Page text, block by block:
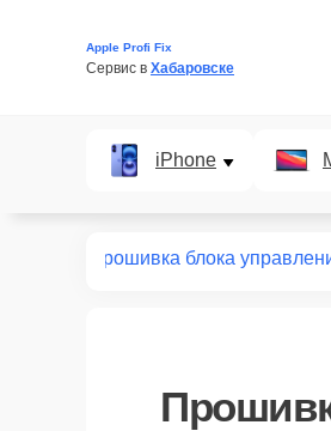
Apple Profi Fix
Сервис в Хабаровске
iPhone
Прошивка блока